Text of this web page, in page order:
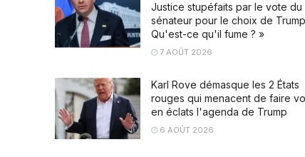
Justice stupéfaits par le vote du
sénateur pour le choix de
Qu'est-ce qu'il fume ? »
7 AOÛT 2026
Karl Rove démasque les 2 États
rouges qui menacent de faire
en éclats l'agenda de Trump
6 AOÛT 2026